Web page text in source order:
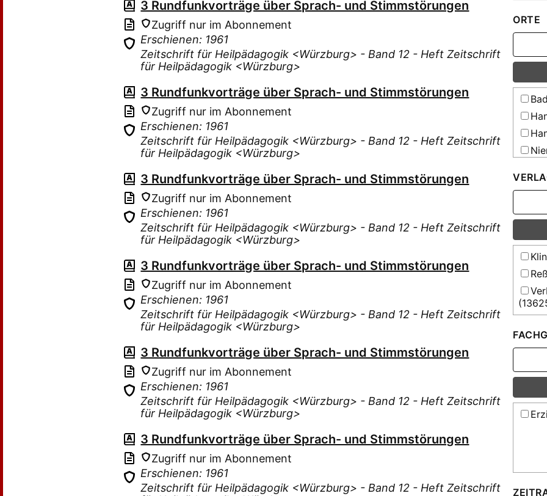
3 Rundfunkvorträge über Sprach- und Stimmstörungen
Zugriff nur im Abonnement
Erschienen: 1961
Zeitschrift für Heilpädagogik <Würzburg> - Band 12 - Heft Zeitschrift
für Heilpädagogik <Würzburg>
3 Rundfunkvorträge über Sprach- und Stimmstörungen
Zugriff nur im Abonnement
Erschienen: 1961
Zeitschrift für Heilpädagogik <Würzburg> - Band 12 - Heft Zeitschrift
für Heilpädagogik <Würzburg>
3 Rundfunkvorträge über Sprach- und Stimmstörungen
Zugriff nur im Abonnement
Erschienen: 1961
Zeitschrift für Heilpädagogik <Würzburg> - Band 12 - Heft Zeitschrift
für Heilpädagogik <Würzburg>
3 Rundfunkvorträge über Sprach- und Stimmstörungen
Zugriff nur im Abonnement
Erschienen: 1961
Zeitschrift für Heilpädagogik <Würzburg> - Band 12 - Heft Zeitschrift
für Heilpädagogik <Würzburg>
3 Rundfunkvorträge über Sprach- und Stimmstörungen
Zugriff nur im Abonnement
Erschienen: 1961
Zeitschrift für Heilpädagogik <Würzburg> - Band 12 - Heft Zeitschrift
für Heilpädagogik <Würzburg>
3 Rundfunkvorträge über Sprach- und Stimmstörungen
Zugriff nur im Abonnement
Erschienen: 1961
Zeitschrift für Heilpädagogik <Würzburg> - Band 12 - Heft Zeitschrift
ORTE
E.V.
e.V.
W.